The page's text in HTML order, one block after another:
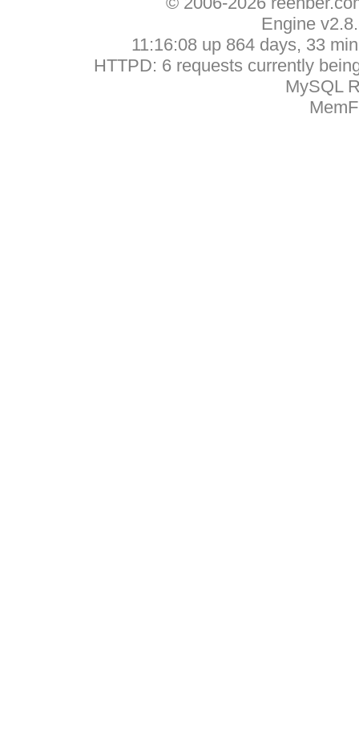
Engine
11:16:08 up 864 days, 33
HTTPD: 6 requests currently
MySQL